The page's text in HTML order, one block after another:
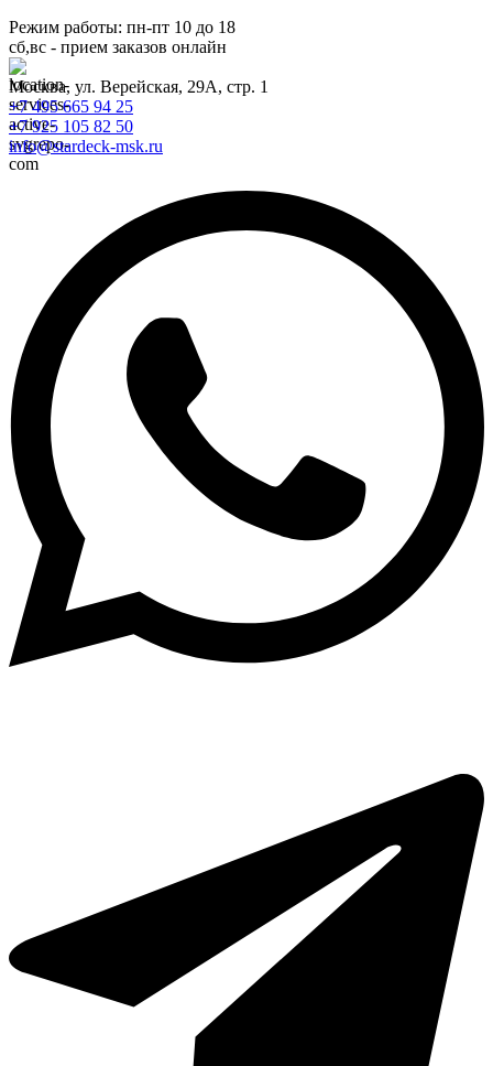
Режим работы: пн-пт 10 до 18
сб,вс - прием заказов онлайн
Москва, ул. Верейская, 29А, стр. 1
+7 495 665 94 25
+7 925 105 82 50
info@stardeck-msk.ru